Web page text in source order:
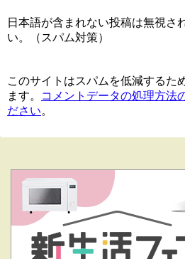
日本語が含まれない投稿は無視さ
い。（スパム対策）
このサイトはスパムを低減するた
ます。
コメントデータの処理方法
ださい。